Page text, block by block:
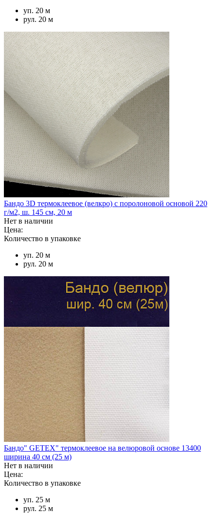
уп. 20 м
рул. 20 м
Бандо 3D термоклеевое (велкро) с поролоновой основой 220
г/м2, ш. 145 см, 20 м
Нет в наличии
Цена:
Количество в упаковке
уп. 20 м
рул. 20 м
Бандо" GETEX" термоклеевое на велюровой основе 13400
ширина 40 см (25 м)
Нет в наличии
Цена:
Количество в упаковке
уп. 25 м
рул. 25 м